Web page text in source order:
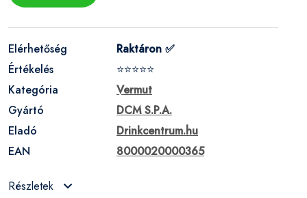
Elérhetőség
Raktáron ✅
Értékelés
⭐⭐⭐⭐⭐
Kategória
Vermut
Gyártó
DCM S.P.A.
Eladó
Drinkcentrum.hu
EAN
8000020000365
Részletek